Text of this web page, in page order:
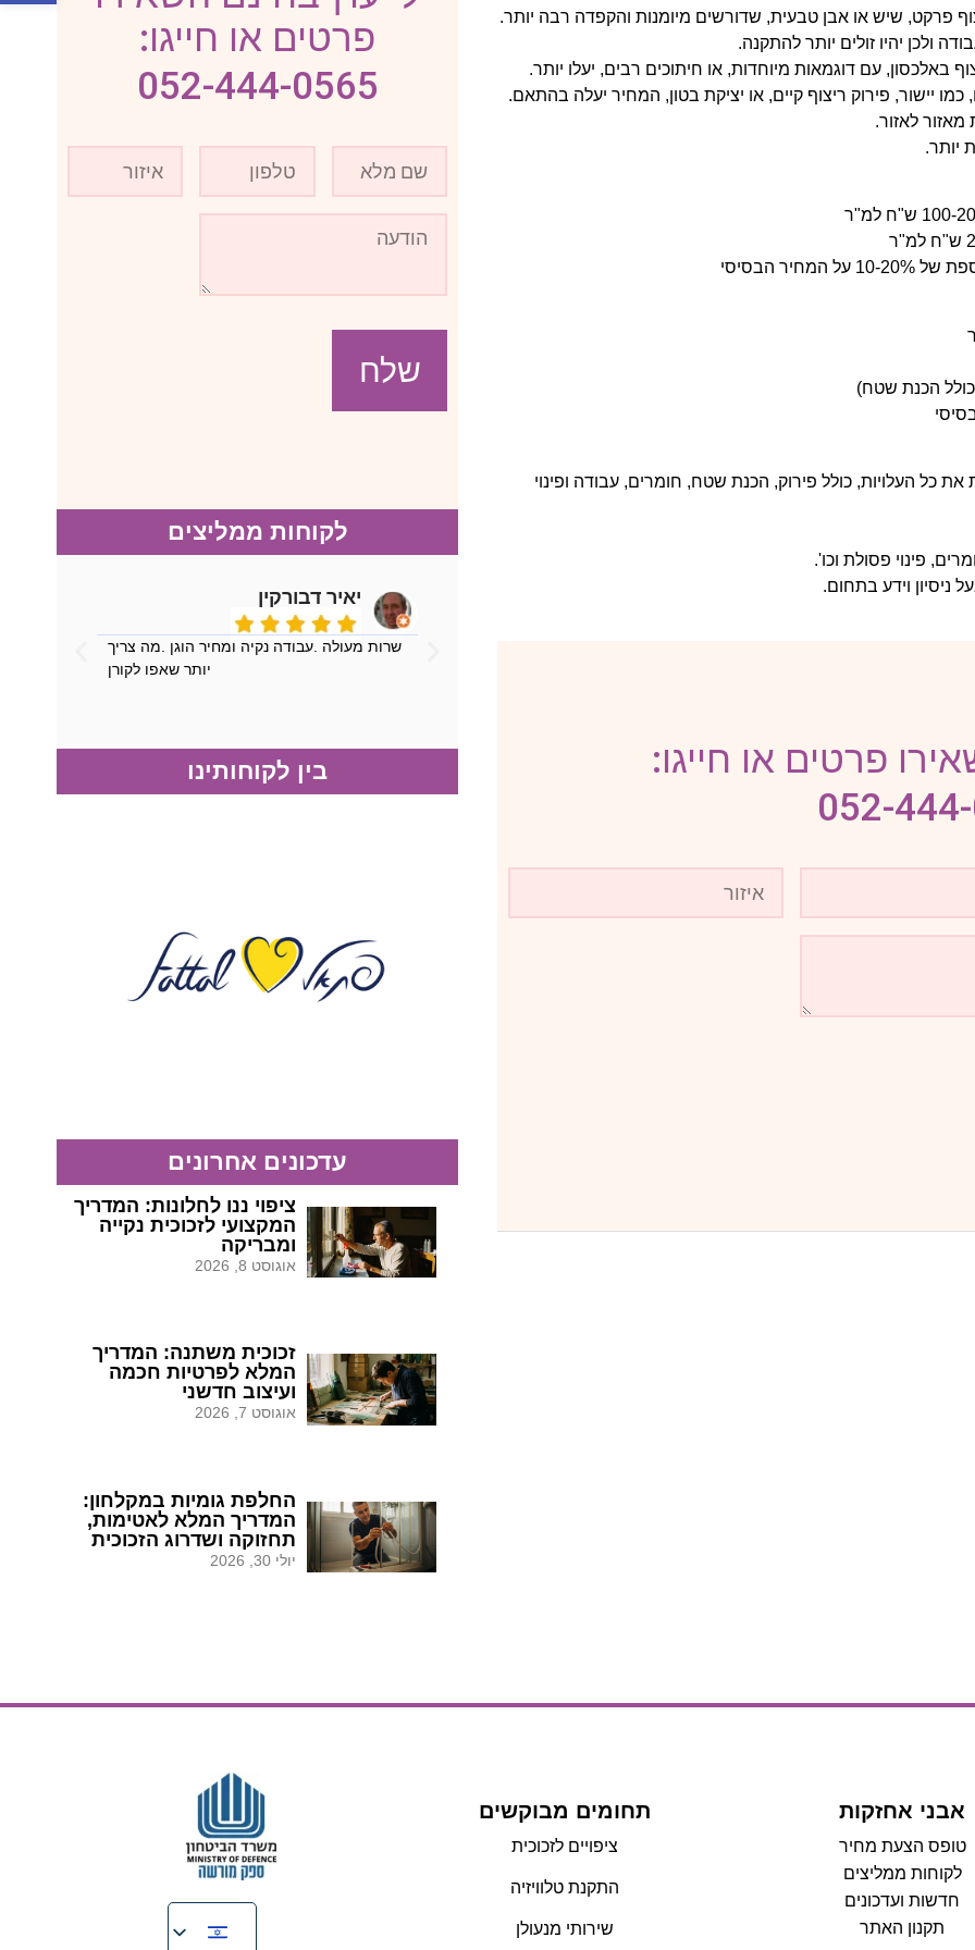
פרקט, שיש או אבן טבעית, שדורשים מיומנות והקפדה רבה יותר.
ולכן יהיו זולים יותר להתקנה.
באלכסון, עם דוגמאות מיוחדות, או חיתוכים רבים, יעלו יותר.
יישור, פירוק ריצוף קיים, או יציקת בטון, המחיר יעלה בהתאם.
לאזור.
יותר.
20% על המחיר הבסיסי
כל העלויות, כולל פירוק, הכנת שטח, חומרים, עבודה ופינוי
פינוי פסולת וכו'.
ניסיון וידע בתחום.
פרטים או חייגו:
052-
פרטים או חייגו:
052-444-0565
שלח
לקוחות ממליצים
יאיר דבורקין
שרות מעולה .עבודה נקיה ומחיר הוגן .מה צריך
יותר שאפו לקורן
בין לקוחותינו
עדכונים אחרונים
ציפוי ננו לחלונות: המדריך
המקצועי לזכוכית נקייה
ומבריקה
אוגוסט 8, 2026
זכוכית משתנה: המדריך
המלא לפרטיות חכמה
ועיצוב חדשני
אוגוסט 7, 2026
החלפת גומיות במקלחון:
המדריך המלא לאטימות,
תחזוקה ושדרוג הזכוכית
יולי 30, 2026
אבני אחזקות
טופס הצעת מחיר
לקוחות ממליצים
חדשות ועדכונים
תקנון האתר
תחומים מבוקשים
ציפויים לזכוכית
התקנת טלוויזיה
שירותי מנעולן